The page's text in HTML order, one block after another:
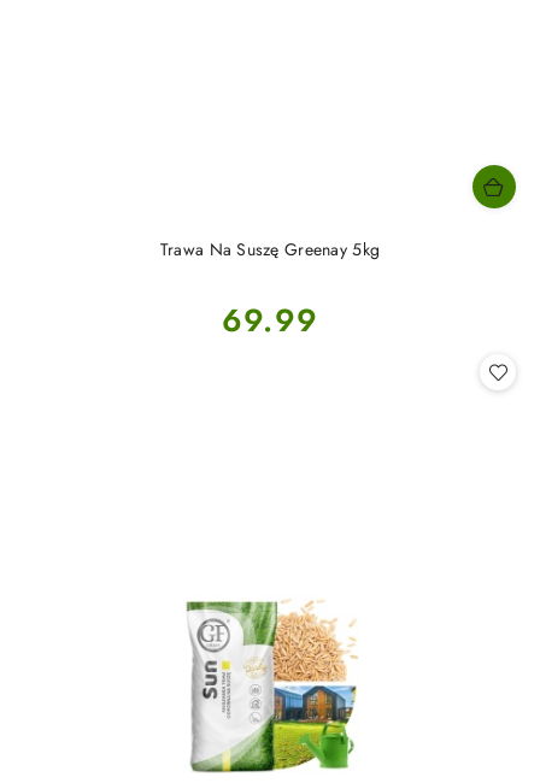
Trawa Na Suszę Greenay 5kg
Cena:
69.99